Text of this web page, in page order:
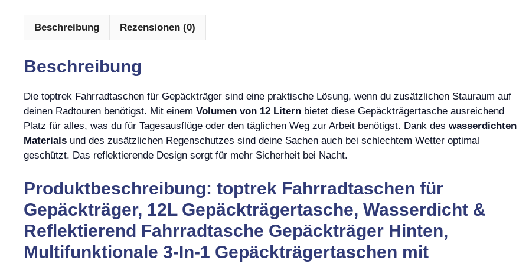
Beschreibung Rezensionen (0)
Beschreibung
Die toptrek Fahrradtaschen für Gepäckträger sind eine praktische Lösung, wenn du zusätzlichen Stauraum auf
deinen Radtouren benötigst. Mit einem Volumen von 12 Litern bietet diese Gepäckträgertasche ausreichend
Platz für alles, was du für Tagesausflüge oder den täglichen Weg zur Arbeit benötigst. Dank des wasserdichten
Materials und des zusätzlichen Regenschutzes sind deine Sachen auch bei schlechtem Wetter optimal
geschützt. Das reflektierende Design sorgt für mehr Sicherheit bei Nacht.
Produktbeschreibung: toptrek Fahrradtaschen für
Gepäckträger, 12L Gepäckträgertasche, Wasserdicht &
Reflektierend Fahrradtasche Gepäckträger Hinten,
Multifunktionale 3-In-1 Gepäckträgertaschen mit